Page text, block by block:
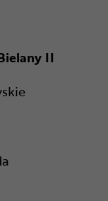
- CH Okęcie
II
- CH Aleja